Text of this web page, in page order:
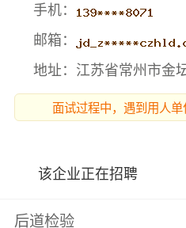
手机：
邮箱：
地址：江苏省常州市金
面试过程中，遇到用人单
该企业正在招聘
后道检验